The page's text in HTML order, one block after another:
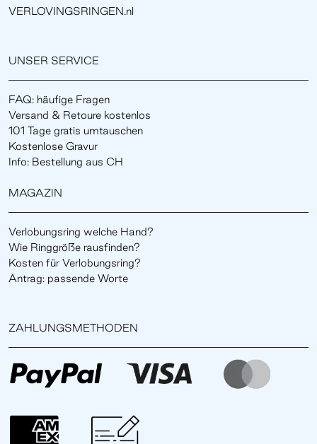
VERLOVINGSRINGEN.nl
UNSER SERVICE
FAQ: häufige Fragen
Versand & Retoure kostenlos
101 Tage gratis umtauschen
Kostenlose Gravur
Info: Bestellung aus CH
MAGAZIN
Verlobungsring welche Hand?
Wie Ringgröße rausfinden?
Kosten für Verlobungsring?
Antrag: passende Worte
ZAHLUNGSMETHODEN